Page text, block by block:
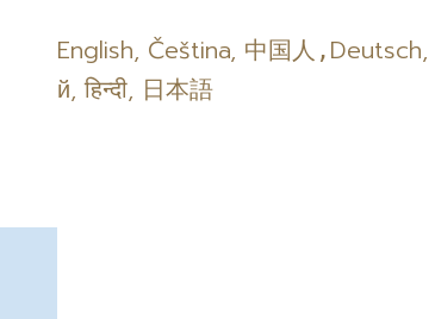
English, Čeština, 中国人 , Deutsch,
й,हिन्दी, 日本語